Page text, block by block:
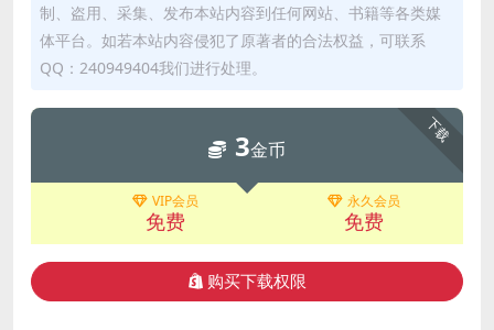
制、盗用、采集、发布本站内容到任何网站、书籍等各类媒
体平台。如若本站内容侵犯了原著者的合法权益，可联系
QQ：240949404我们进行处理。
下载
3金币
VIP会员
免费
永久会员
免费
购买下载权限